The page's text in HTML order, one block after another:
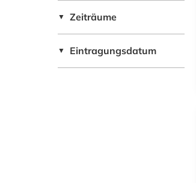
usa (1)
vokalmusik (2)
▼ Zeiträume
▼ Eintragungsdatum